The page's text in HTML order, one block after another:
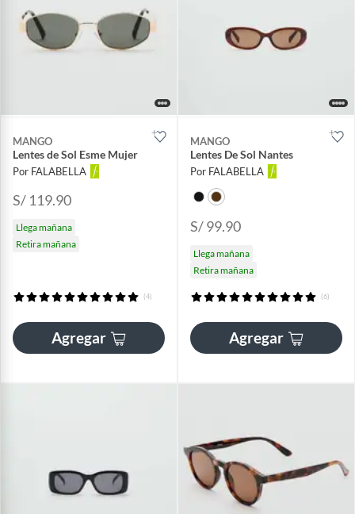
MANGO
Lentes de Sol Esme Mujer
Por FALABELLA
S/ 119.90
Llega mañana
Retira mañana
(4)
Agregar
MANGO
Lentes De Sol Nantes
Por FALABELLA
S/ 99.90
Llega mañana
Retira mañana
(6)
Agregar